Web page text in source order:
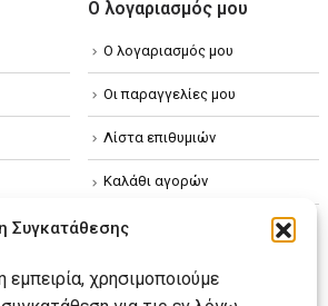
Συγκατάθεσης
χρησιμοποιούμε
Ο λογαριασμός μου
Ο λογαριασμός μου
Οι παραγγελίες μου
Λίστα επιθυμιών
Καλάθι αγορών